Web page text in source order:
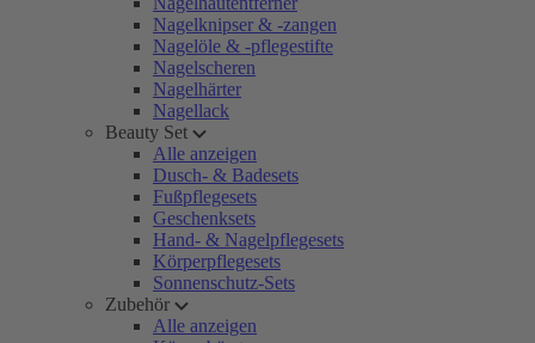
Nagelknipser & -zangen
Nagelöle & -pflegestifte
Nagelscheren
Nagelhärter
Nagellack
Beauty Set
Alle anzeigen
Dusch- & Badesets
Fußpflegesets
Geschenksets
Hand- & Nagelpflegesets
Körperpflegesets
Sonnenschutz-Sets
Zubehör
Alle anzeigen